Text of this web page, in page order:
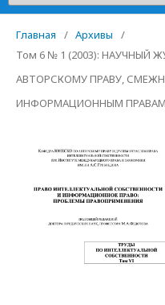
Главная / Архивы
/
Том 6 № 1 (2003): НАУЧНЫЙ
АВТОРСКОМУ ПРАВУ,
ИНФОРМАЦИОННЫМ ПРАВАМ